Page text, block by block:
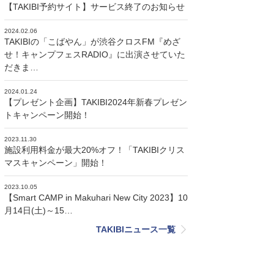
【TAKIBI予約サイト】サービス終了のお知らせ
2024.02.06
TAKIBIの「こばやん」が渋谷クロスFM『めざ
せ！キャンプフェスRADIO』に出演させていた
だきま…
2024.01.24
【プレゼント企画】TAKIBI2024年新春プレゼン
トキャンペーン開始！
2023.11.30
施設利用料金が最大20%オフ！「TAKIBIクリス
マスキャンペーン」開始！
2023.10.05
【Smart CAMP in Makuhari New City 2023】10
月14日(土)～15…
TAKIBIニュース一覧